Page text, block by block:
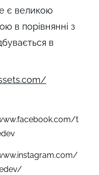
є великою
в порівнянні з
в
t